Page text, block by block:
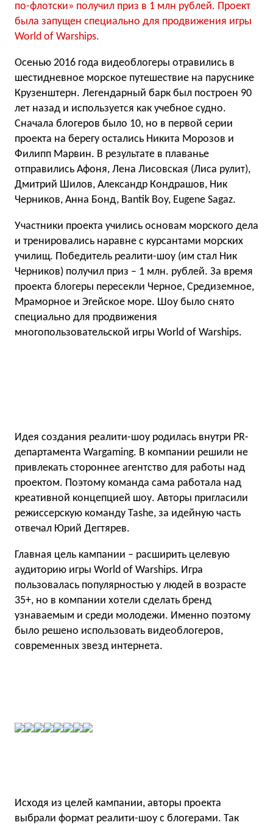
по-флотски» получил приз в 1 млн рублей. Проект
была запущен специально для продвижения игры
World of Warships.
Осенью 2016 года видеоблогеры отравились в
шестидневное морское путешествие на паруснике
Крузенштерн. Легендарный барк был построен 90
лет назад и используется как учебное судно.
Сначала блогеров было 10, но в первой серии
проекта на берегу остались Никита Морозов и
Филипп Марвин. В результате в плаванье
отправились Афоня, Лена Лисовская (Лиса рулит),
Дмитрий Шилов, Александр Кондрашов, Ник
Черников, Анна Бонд, Bantik Boy, Eugene Sagaz.
Участники проекта учились основам морского дела
и тренировались наравне с курсантами морских
училищ. Победитель реалити-шоу (им стал Ник
Черников) получил приз – 1 млн. рублей. За время
проекта блогеры пересекли Черное, Средиземное,
Мраморное и Эгейское море. Шоу было снято
специально для продвижения
многопользовательской игры World of Warships.
Идея создания реалити-шоу родилась внутри PR-
департамента Wargaming. В компании решили не
привлекать стороннее агентство для работы над
проектом. Поэтому команда сама работала над
креативной концепцией шоу. Авторы пригласили
режиссерскую команду Tashe, за идейную часть
отвечал Юрий Дегтярев.
Главная цель кампании – расширить целевую
аудиторию игры World of Warships. Игра
пользовалась популярностью у людей в возрасте
35+, но в компании хотели сделать бренд
узнаваемым и среди молодежи. Именно поэтому
было решено использовать видеоблогеров,
современных звезд интернета.
Исходя из целей кампании, авторы проекта
выбрали формат реалити-шоу с блогерами. Так